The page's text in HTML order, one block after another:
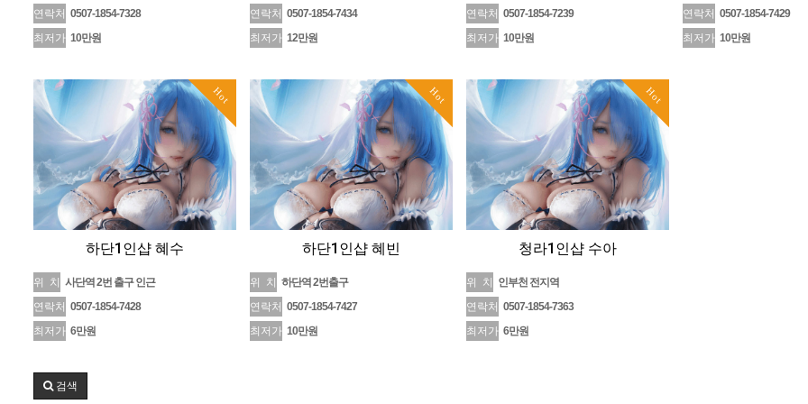
연락처 0507-1854-7328
최저가 10만원
연락처 0507-1854-7434
최저가 12만원
연락처 0507-1854-7239
최저가 10만원
연락처 0507-1854-7429
최저가 10만원
Hot
하단1인샵 혜수
위 치
사단역 2번 출구 인근
연락처 0507-1854-7428
최저가 6만원
Hot
하단1인샵 혜빈
위 치
하단역 2번출구
연락처 0507-1854-7427
최저가 10만원
Hot
청라1인샵 수아
위 치
인부천 전지역
연락처 0507-1854-7363
최저가 6만원
검색